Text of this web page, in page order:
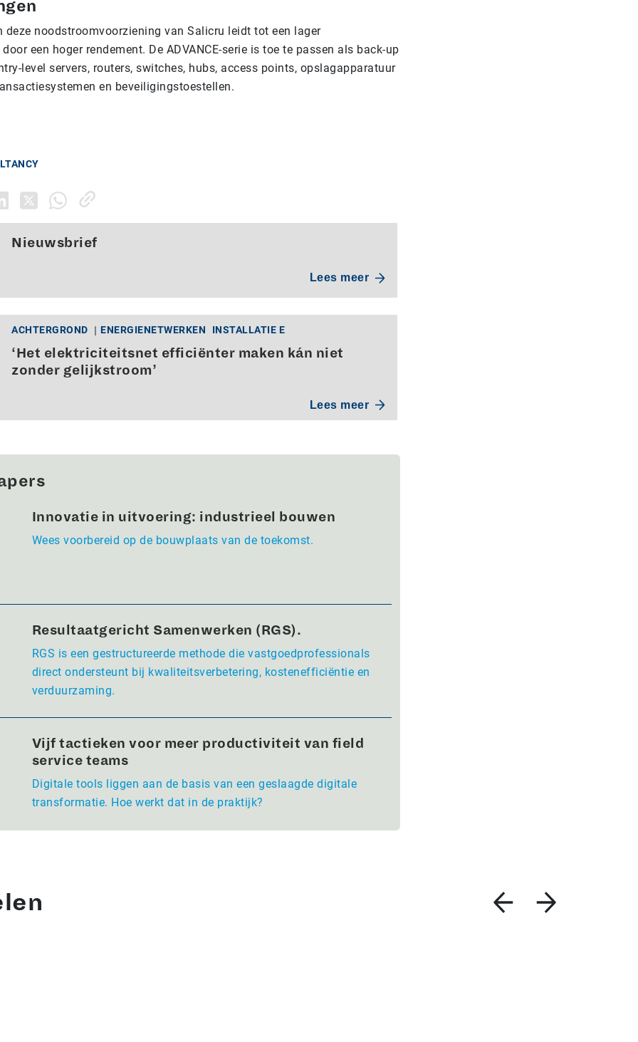
deze noodstroomvoorziening van Salicru leidt tot een lager
een hoger rendement. De ADVANCE-serie is toe te passen als back-up
level servers, routers, switches, hubs, access points, opslagapparatuur
en beveiligingstoestellen.
Nieuwsbrief
Lees meer
ACHTERGROND ENERGIENETWERKEN INSTALLATIE E
‘Het elektriciteitsnet efficiënter maken kán niet
zonder gelijkstroom’
Lees meer
Innovatie in uitvoering: industrieel bouwen
Wees voorbereid op de bouwplaats van de toekomst.
Resultaatgericht Samenwerken (RGS).
RGS is een gestructureerde methode die vastgoedprofessionals
direct ondersteunt bij kwaliteitsverbetering, kostenefficiëntie en
verduurzaming.
Vijf tactieken voor meer productiviteit van field
service teams
Digitale tools liggen aan de basis van een geslaagde digitale
transformatie. Hoe werkt dat in de praktijk?